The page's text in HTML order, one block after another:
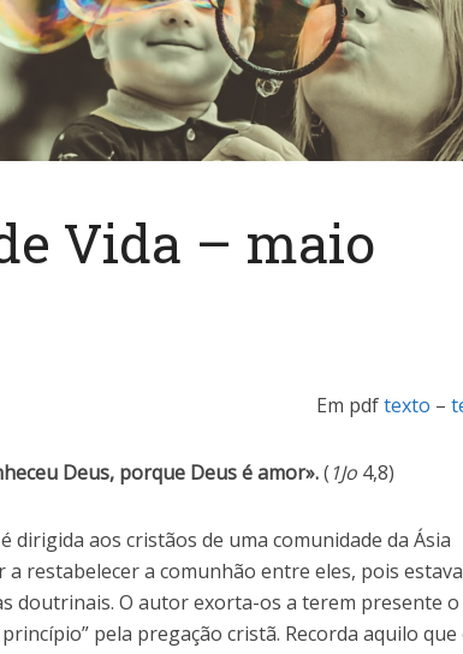
Vida – maio
Em pdftexto –
Deus, porque Deus é amor».( 1Jo 4,8)
dirigida aos cristãos de uma comunidade da Ásia
restabelecer a comunhão entre eles, pois
doutrinais. O autor exorta-os a terem presente o
pela pregação cristã. Recorda aquilo que